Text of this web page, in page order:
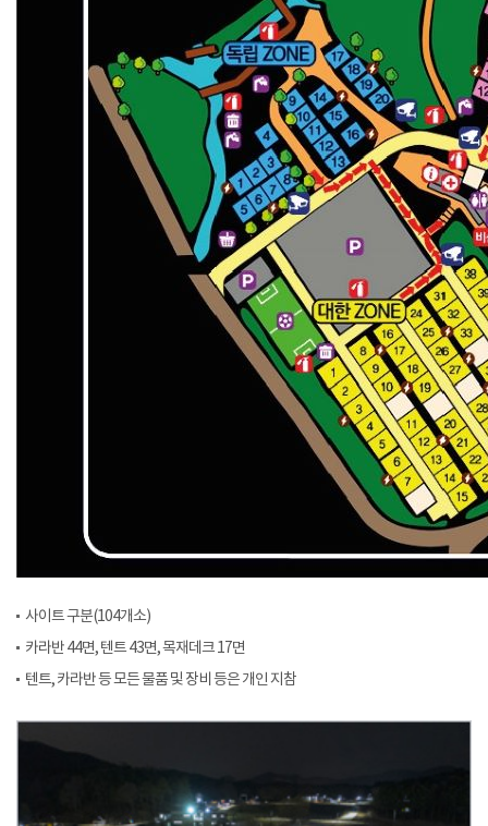
사이트 구분(104개소)
카라반 44면, 텐트 43면, 목재데크 17면
텐트, 카라반 등 모든 물품 및 장비 등은 개인 지참